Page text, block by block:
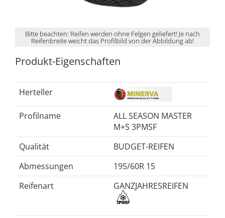
Bitte beachten: Reifen werden ohne Felgen geliefert! Je nach
Reifenbreite weicht das Profilbild von der Abbildung ab!
Produkt-Eigenschaften
Herteller
Profilname
ALL SEASON MASTER
M+S 3PMSF
Qualität
BUDGET-REIFEN
Abmessungen
195/60R 15
Reifenart
GANZJAHRESREIFEN